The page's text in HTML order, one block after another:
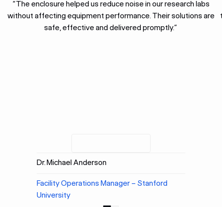
“The enclosure helped us reduce noise in our research labs
without affecting equipment performance. Their solutions are
safe, effective and delivered promptly.”
Dr. Michael Anderson
Facility Operations Manager – Stanford
University